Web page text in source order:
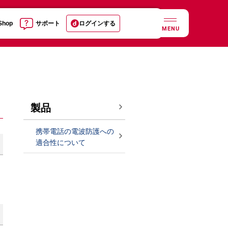
サポート ログインする
MENU
製品
携帯電話の電波防護への
適合性について